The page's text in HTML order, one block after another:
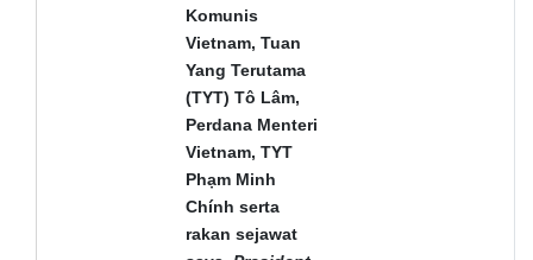
Komunis
Vietnam, Tuan
Yang Terutama
(TYT) Tô Lâm,
Perdana Menteri
Vietnam, TYT
Phạm Minh
Chính serta
rakan sejawat